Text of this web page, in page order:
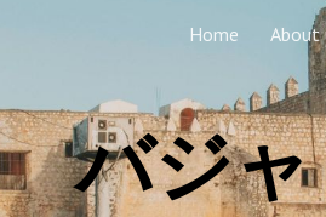
Home About
バジ